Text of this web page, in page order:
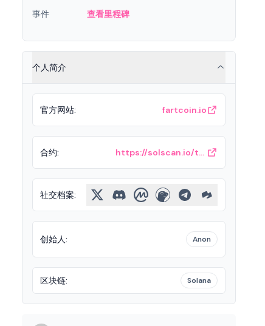
事件 查看里程碑
个人简介
官方网站: fartcoin.io
合约: https://solscan.io/token/9BB6NFEcjBCtnNLFko2FqVQBq8HHM13kCyYcdQbgpump
社交档案:
创始人: Anon
区块链: Solana